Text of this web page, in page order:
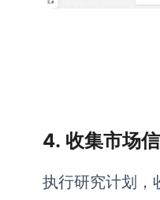
4. 收集市场
执行研究计划，